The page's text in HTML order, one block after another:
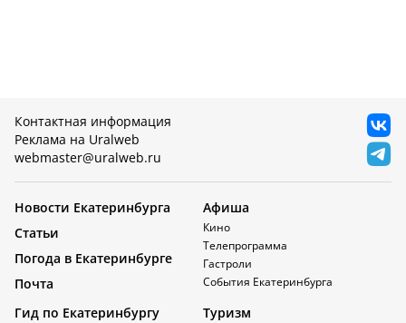
Контактная информация
Реклама на Uralweb
webmaster@uralweb.ru
Новости Екатеринбурга
Статьи
Погода в Екатеринбурге
Почта
Афиша
Кино
Телепрограмма
Гастроли
События Екатеринбурга
Гид по Екатеринбургу Туризм